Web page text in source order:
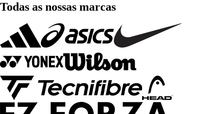
Todas as nossas marcas